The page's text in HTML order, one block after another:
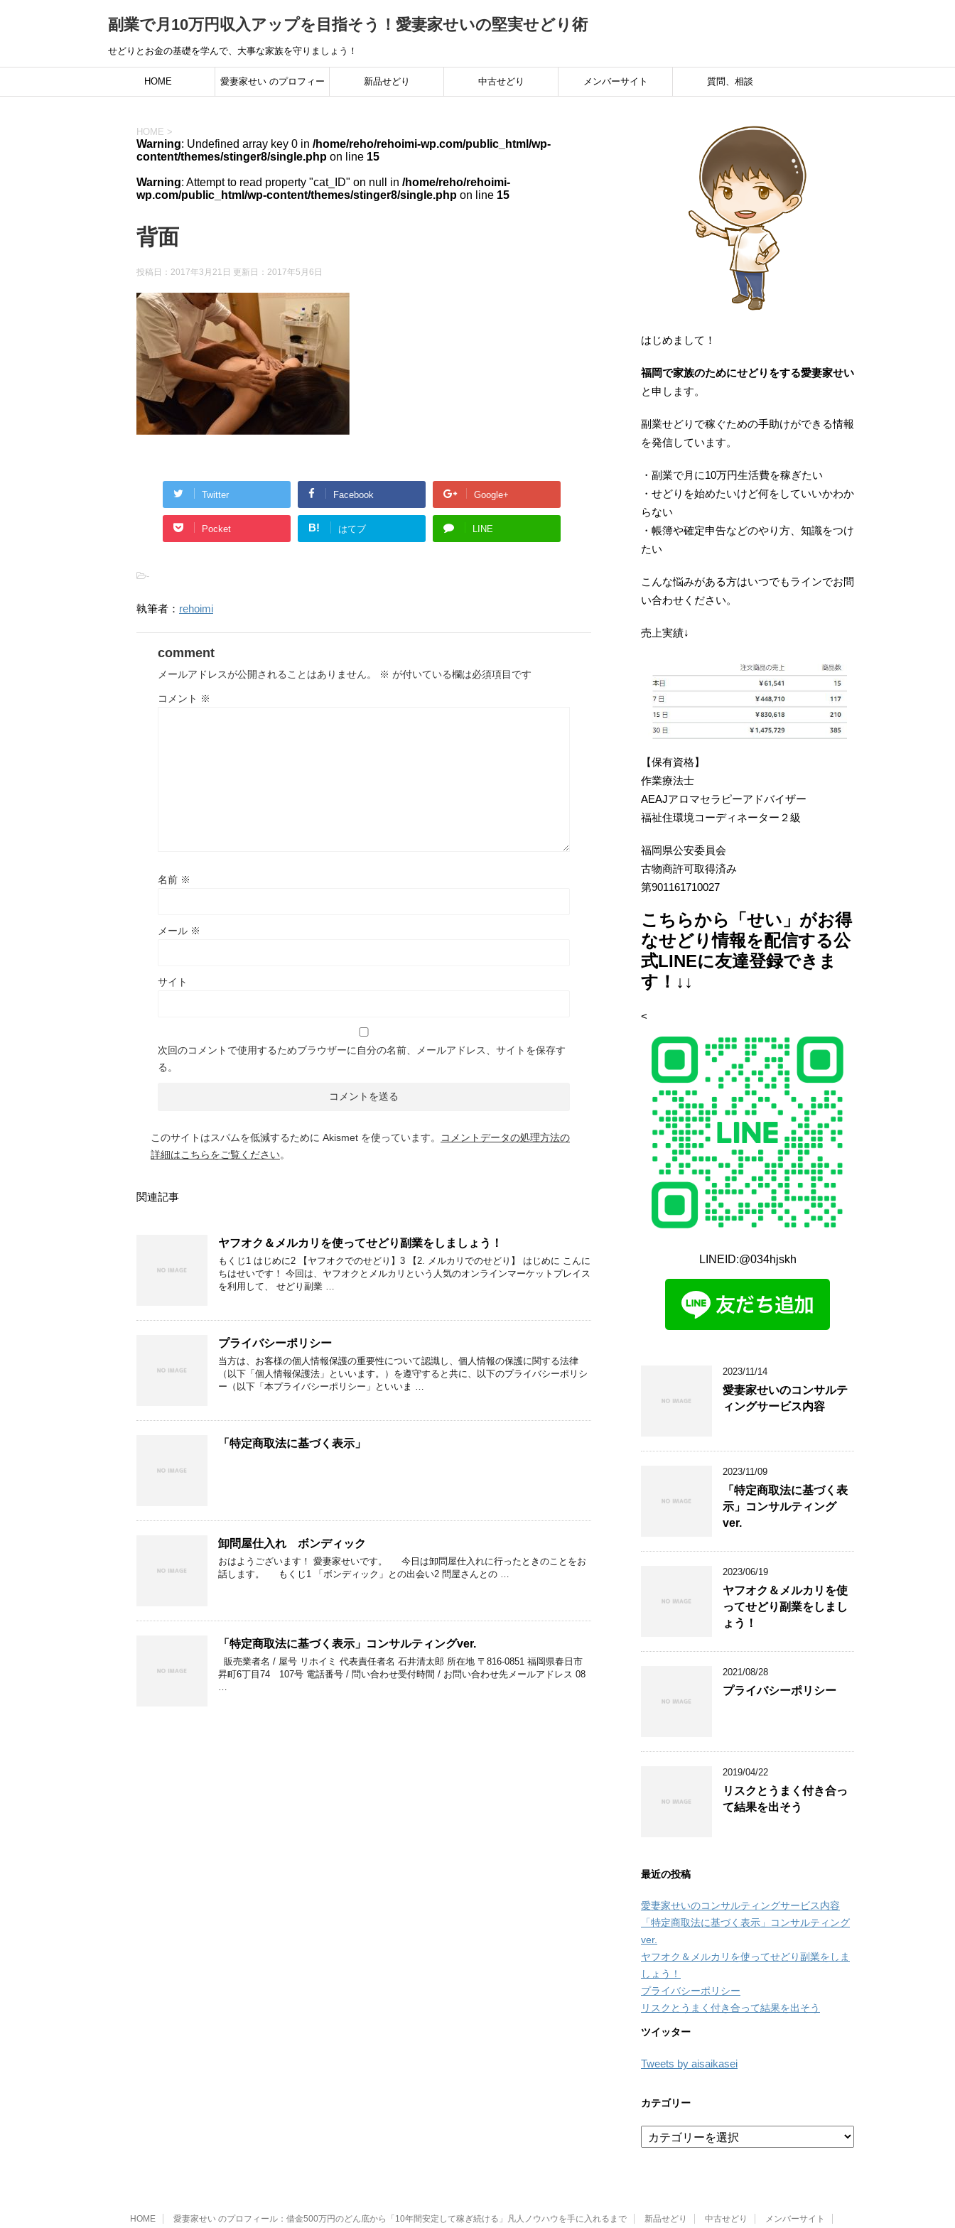
副業で月10万円収入アップを目指そう！愛妻家せいの堅実せどり術
せどりとお金の基礎を学んで、大事な家族を守りましょう！
HOME 愛妻家せい のプロフィー
から「10年間安定して稼ぎ
に入れるまで
新品せどり 中古せどり メンバーサイト 質問、相談
HOME >
Warning: Undefined array key 0 in /home/reho/rehoimi-wp.com/public_html/wp-
content/themes/stinger8/single.php on line 15
Warning: Attempt to read property "cat_ID" on null in /home/reho/rehoimi-
wp.com/public_html/wp-content/themes/stinger8/single.php on line 15
背面
投稿日：2017年3月21日 更新日： 2017年5月6日
Twitter Facebook Google+
Pocket B! はてブ LINE
-
執筆者： rehoimi
comment
メールアドレスが公開されることはありません。 ※ が付いている欄は必須項目です
コメント ※
名前 ※
メール ※
サイト
次回のコメントで使用するためブラウザーに自分の名前、メールアドレス、サイトを保存す
る。
このサイトはスパムを低減するために Akismet を使っています。
コメントデータの処理方法の
詳細はこちらをご覧ください。
関連記事
ヤフオク＆メルカリを使ってせどり副業をしましょう！
もくじ1 はじめに2 【ヤフオクでのせどり】3 【2. メルカリでのせどり】 はじめに こんに
ちはせいです！ 今回は、ヤフオクとメルカリという人気のオンラインマーケットプレイス
を利用して、 せどり副業 …
プライバシーポリシー
当方は、お客様の個人情報保護の重要性について認識し、個人情報の保護に関する法律
（以下「個人情報保護法」といいます。）を遵守すると共に、以下のプライバシーポリシ
ー（以下「本プライバシーポリシー」といいま …
「特定商取法に基づく表示」
卸問屋仕入れ ボンディック
おはようございます！ 愛妻家せいです。 今日は卸問屋仕入れに行ったときのことをお
話します。 もくじ1 「ボンディック」との出会い2 問屋さんとの …
「特定商取法に基づく表示」コンサルティングver.
販売業者名 / 屋号 リホイミ 代表責任者名 石井清太郎 所在地 〒816-0851 福岡県春日市
昇町6丁目74 107号 電話番号 / 問い合わせ受付時間 / お問い合わせ先メールアドレス 08
…
はじめまして！
福岡で家族のためにせどりをする愛妻家せい
と申します。
副業せどりで稼ぐための手助けができる情報
を発信しています。
・副業で月に10万円生活費を稼ぎたい
・せどりを始めたいけど何をしていいかわか
らない
・帳簿や確定申告などのやり方、知識をつけ
たい
こんな悩みがある方はいつでもラインでお問
い合わせください。
売上実績↓
【保有資格】
作業療法士
AEAJアロマセラピーアドバイザー
福祉住環境コーディネーター２級
福岡県公安委員会
古物商許可取得済み
第901161710027
こちらから「せい」がお得
なせどり情報を配信する公
式LINEに友達登録できま
す！↓↓
<
LINEID:@034hjskh
2023/11/14
愛妻家せいのコンサルテ
ィングサービス内容
2023/11/09
「特定商取法に基づく表
示」コンサルティング
ver.
2023/06/19
ヤフオク＆メルカリを使
ってせどり副業をしまし
ょう！
2021/08/28
プライバシーポリシー
2019/04/22
リスクとうまく付き合っ
て結果を出そう
最近の投稿
愛妻家せいのコンサルティングサービス内容
「特定商取法に基づく表示」コンサルティング
ver.
ヤフオク＆メルカリを使ってせどり副業をしま
しょう！
プライバシーポリシー
リスクとうまく付き合って結果を出そう
ツイッター
Tweets by aisaikasei
カテゴリー
テ
HOME 愛妻家せい のプロフィール：借金500万円のどん底から「10年間安定して稼ぎ続ける」凡人ノウハウを手に入れるまで 新品せどり 中古せどり
メンバーサイト